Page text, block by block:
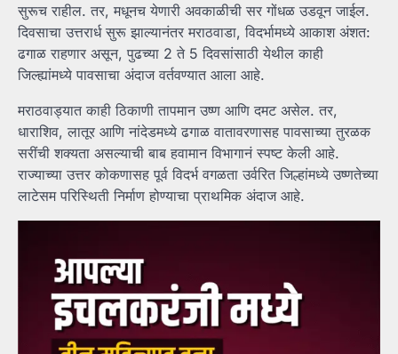
सुरूच राहील. तर, मधूनच येणारी अवकाळीची सर गोंधळ उडवून जाईल.
दिवसाचा उत्तरार्ध सुरू झाल्यानंतर मराठवाडा, विदर्भामध्ये आकाश अंशत:
ढगाळ राहणार असून, पुढच्या 2 ते 5 दिवसांसाठी येथील काही
जिल्ह्यांमध्ये पावसाचा अंदाज वर्तवण्यात आला आहे.
मराठवाड्यात काही ठिकाणी तापमान उष्ण आणि दमट असेल. तर,
धाराशिव, लातूर आणि नांदेडमध्ये ढगाळ वातावरणासह पावसाच्या तुरळक
सरींची शक्यता असल्याची बाब हवामान विभागानं स्पष्ट केली आहे.
राज्याच्या उत्तर कोकणासह पूर्व विदर्भ वगळता उर्वरित जिल्हांमध्ये उष्णतेच्या
लाटेसम परिस्थिती निर्माण होण्याचा प्राथमिक अंदाज आहे.